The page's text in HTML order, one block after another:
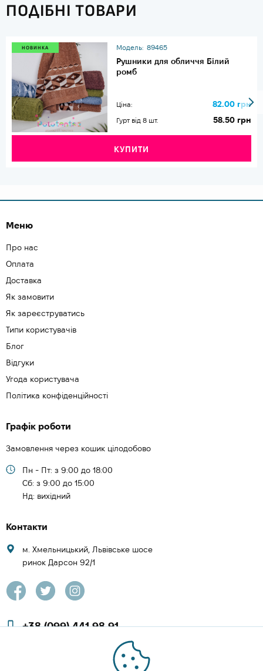
ПОДІБНІ ТОВАРИ
НОВИНКА Модель: 89465
Рушники для обличчя Білий
ромб
Ціна: 82.00 грн
Гурт від 8 шт. 58.50 грн
КУПИТИ
Меню
Про нас
Оплата
Доставка
Як замовити
Як зареєструватись
Типи користувачів
Блог
Відгуки
Угода користувача
Політика конфіденційності
Графік роботи
Замовлення через кошик цілодобово
Пн - Пт: з 9:00 до 18:00
Cб: з 9:00 до 15:00
Нд: вихідний
Контакти
м. Хмельницький, Львівське шосе
ринок Дарсон 92/1
+38 (099) 441 98 91
+38 (097) 423 08 00
zachesa86@gmail.com